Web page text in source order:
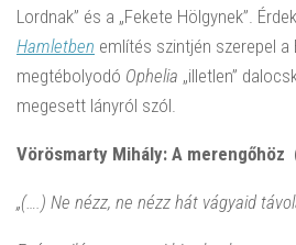
Lordnak” és a „Fekete Hölgynek”.
Hamletben említés szintjén szerepel a
megtébolyodó Ophelia „illetlen”
megesett lányról szól.
Vörösmarty Mihály: A merengőhöz
„(….) Ne nézz, ne nézz hát vágyaid